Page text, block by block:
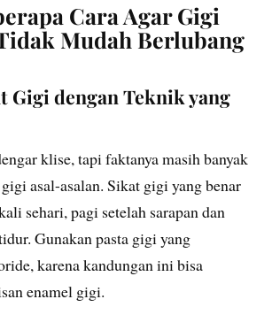
Cara Agar Gigi
Mudah Berlubang
Gigi dengan Teknik yang
klise, tapi faktanya masih banyak
asal-asalan. Sikat gigi yang benar
sehari, pagi setelah sarapan dan
Gunakan pasta gigi yang
karena kandungan ini bisa
enamel gigi.